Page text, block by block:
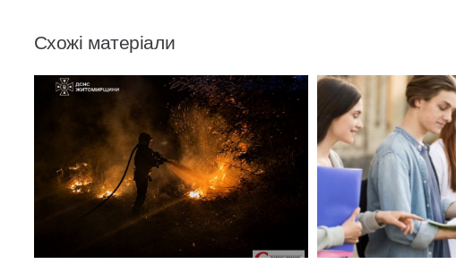
Схожі матеріали